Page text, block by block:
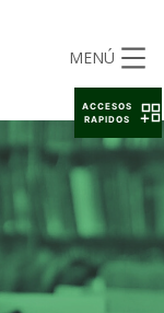
MENÚ
ACCESOS
RAPIDOS